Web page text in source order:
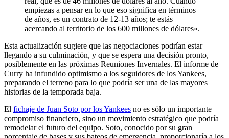
empiezas a pensar en lo que eso significa en términos
de años, es un contrato de 12-13 años; te estás
acercando al territorio de los 600 millones de dólares».
Esta actualización sugiere que las negociaciones podrían estar
llegando a su culminación, y que se espera una decisión pronto,
posiblemente en las próximas Reuniones Invernales. El informe de
Curry ha infundido optimismo a los seguidores de los Yankees,
preparando el terreno para lo que podría ser una de las mayores
historias de la temporada baja.
El fichaje de Juan Soto por los Yankees no es sólo un importante
compromiso financiero, sino un movimiento estratégico que podría
remodelar el futuro del equipo. Soto, conocido por su gran